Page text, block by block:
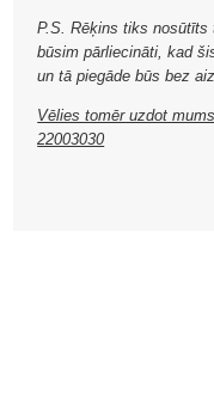
P.S. Rēķins tiks nosūtīts
būsim pārliecināti, kad
un tā piegāde būs bez
Vēlies tomēr uzdot
22003030